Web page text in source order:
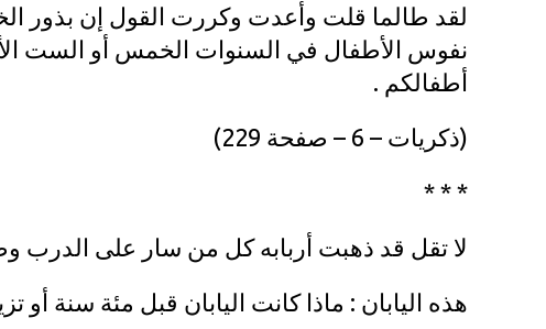
لقد طالما قلت وأعدت وكررت القول إن بذور
نفوس الأطفال في السنوات الخمس أو الست
أطفالكم .
(ذكريات – 6 – صفحة 229)
* * *
لا تقل قد ذهبت أربابه كل من سار على الدرب
هذه اليابان : ماذا كانت اليابان قبل مئة سنة أو